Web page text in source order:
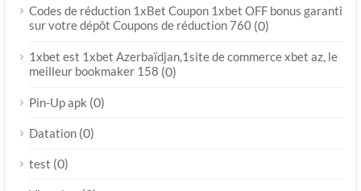
Codes de réduction 1xBet Coupon 1xbet OFF bonus garanti
sur votre dépôt Coupons de réduction 760 (0)
1xbet est 1xbet Azerbaïdjan,1site de commerce xbet az, le
meilleur bookmaker 158 (0)
Pin-Up apk (0)
Datation (0)
test (0)